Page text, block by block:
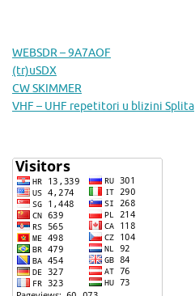
WEBSDR – 9A7AOF
(tr)uSDX
CW SKIMMER
VHF – UHF repetitori u blizini Splita